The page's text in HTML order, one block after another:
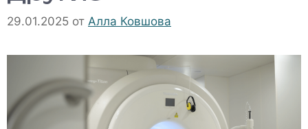
29.01.2025 от Алла Ковшова